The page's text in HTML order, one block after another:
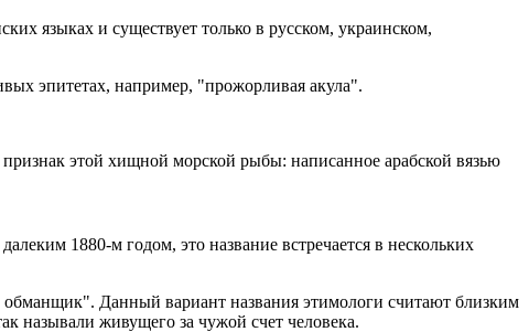
языках и существует только в русском, украинском,
эпитетах, например, "прожорливая акула".
этой хищной морской рыбы: написанное арабской вязью
1880-м годом, это название встречается в нескольких
обманщик". Данный вариант названия этимологи считают близким
называли живущего за чужой счет человека.